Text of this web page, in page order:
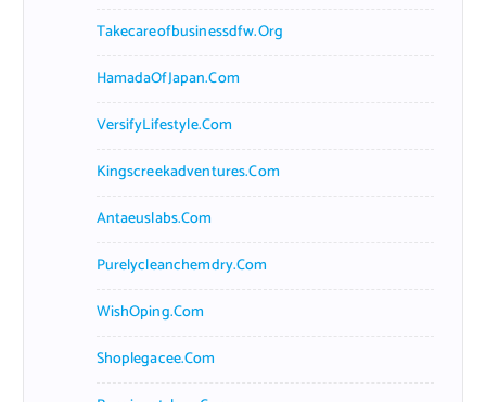
Takecareofbusinessdfw.org
HamadaOfJapan.com
VersifyLifestyle.com
Kingscreekadventures.com
Antaeuslabs.com
Purelycleanchemdry.com
WishOping.com
Shoplegacee.com